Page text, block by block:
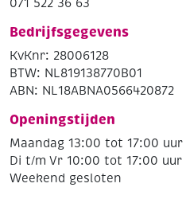
071 522 36 63
Bedrijfsgegevens
KvKnr: 28006128
BTW: NL819138770B01
ABN: NL18ABNA0566420872
Openingstijden
Maandag 13:00 tot 17:00 uur
Di t/m Vr 10:00 tot 17:00 uur
Weekend gesloten